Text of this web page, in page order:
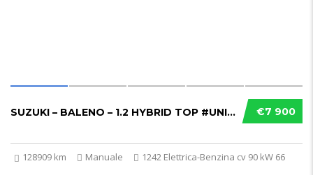
€7 900
SUZUKI – BALENO – 1.2 HYBRID TOP #UNICOPROPR...
128909 km Manuale
1242 Elettrica-Benzina cv 90 kW 66